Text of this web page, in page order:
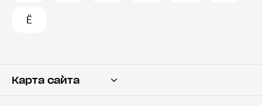
Ё
Карта сайта